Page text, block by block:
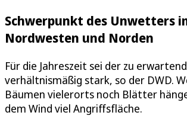
Schwerpunkt des Unwetters
Nordwesten und Norden
Für die Jahreszeit sei der zu
verhältnismäßig stark, so der DWD.
Bäumen vielerorts noch Blätter
dem Wind viel Angriffsfläche.